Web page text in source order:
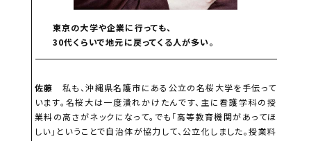
東京の大学や企業に行っても、
30代くらいで地元に戻ってくる人が多い。
佐藤 私も、沖縄県名護市にある公立の名桜大学を手伝って
います。名桜大は一度潰れかけたんです、主に看護学科の授
業料の高さがネックになって。でも「高等教育機関があってほ
しい」ということで自治体が協力して、公立化しました。授業料